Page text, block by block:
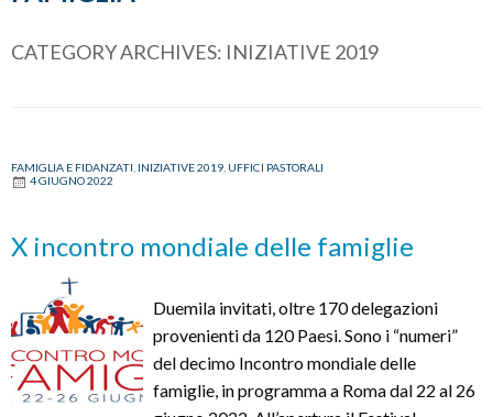
CATEGORY ARCHIVES: INIZIATIVE 2019
FAMIGLIA E FIDANZATI INIZIATIVE 2019 UFFICI PASTORALI
4 GIUGNO 2022
X incontro mondiale delle famiglie
Duemila invitati, oltre 170 delegazioni
provenienti da 120 Paesi. Sono i “numeri”
del decimo Incontro mondiale delle
famiglie, in programma a Roma dal 22 al 26